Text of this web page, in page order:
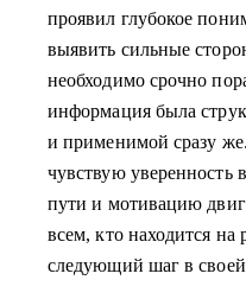
проявил глубокое
выявить сильные
необходимо срочно
информация была
и применимой сразу
чувствую уверенность
пути и мотивацию
всем, кто находится на
следующий шаг в